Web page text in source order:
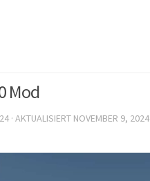
Mod
· AKTUALISIERT NOVEMBER 9, 2024